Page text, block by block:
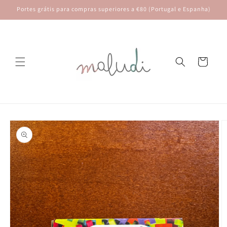
para o
conteúdo
Portes grátis para compras superiores a €80 (Portugal e Espanha)
Carrinho
a
informação
do produto